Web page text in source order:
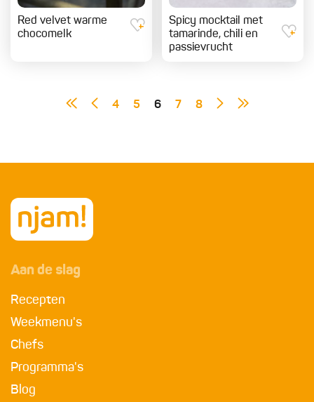
Red velvet warme
chocomelk
Spicy mocktail met
tamarinde, chili en
passievrucht
4 5 6 7 8
Aan de slag
Recepten
Weekmenu's
Chefs
Programma's
Blog